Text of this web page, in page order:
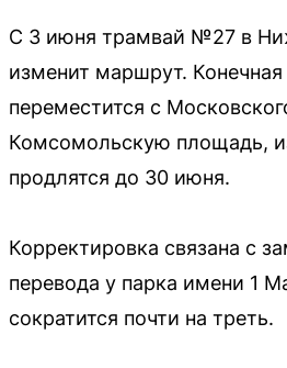
С 3 июня трамвай №27 в
изменит маршрут. Конечная
переместится с
Комсомольскую площадь,
продлятся до 30 июня.
Корректировка связана с
перевода у парка имени 1
сократится почти на треть.